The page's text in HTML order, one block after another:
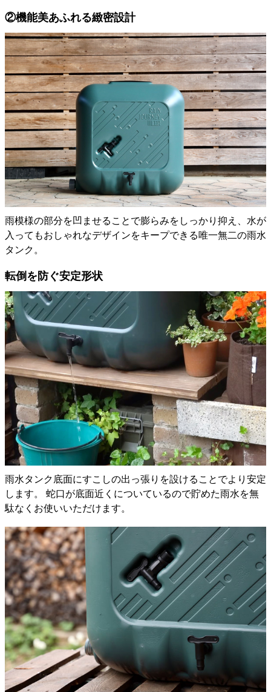
②機能美あふれる緻密設計
雨模様の部分を凹ませることで膨らみをしっかり抑え、水が
入ってもおしゃれなデザインをキープできる唯一無二の雨水
タンク。
転倒を防ぐ安定形状
雨水タンク底面にすこしの出っ張りを設けることでより安定
します。 蛇口が底面近くについているので貯めた雨水を無
駄なくお使いいただけます。